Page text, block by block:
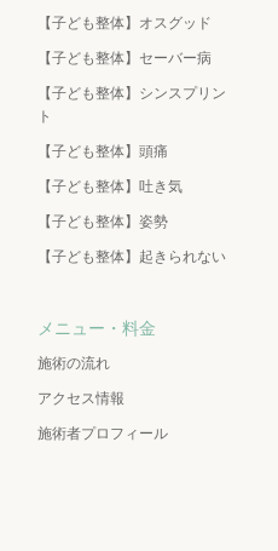
【子ども整体】オスグッド
【子ども整体】セーバー病
【子ども整体】シンスプリン
ト
【子ども整体】頭痛
【子ども整体】吐き気
【子ども整体】姿勢
【子ども整体】起きられない
メニュー・料金
施術の流れ
アクセス情報
施術者プロフィール